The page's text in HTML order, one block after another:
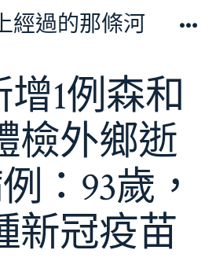
經過的那條河
1例森和
檢外鄉逝
：93歲，
新冠疫苗